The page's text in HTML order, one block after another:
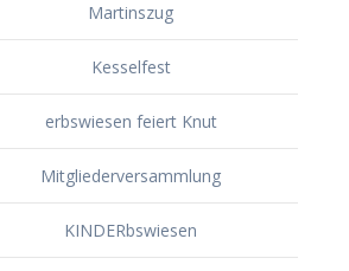
Martinszug
Kesselfest
erbswiesen feiert Knut
Mitgliederversammlung
KINDERbswiesen